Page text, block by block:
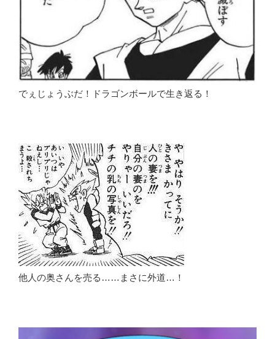
でぇじょうぶだ！ドラゴンボールで生き返る！
他人の奥さんを売る……まさに外道…！